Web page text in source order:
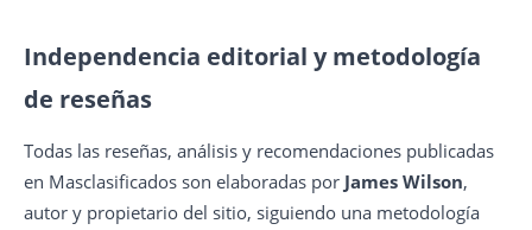
Independencia editorial y metodología
de reseñas
Todas las reseñas, análisis y recomendaciones publicadas
en Masclasificados son elaboradas por James Wilson,
autor y propietario del sitio, siguiendo una metodología